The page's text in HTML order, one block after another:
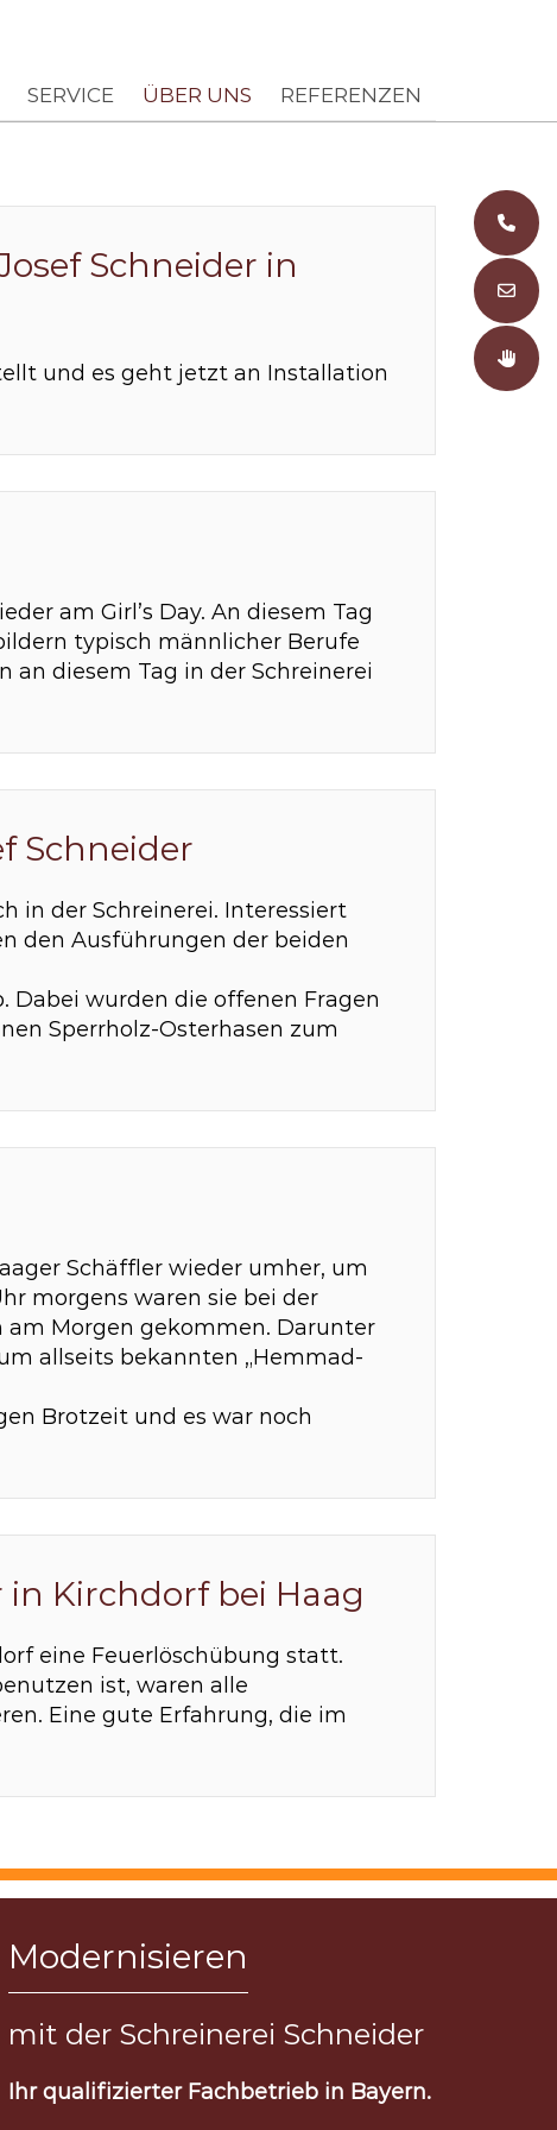
SERVICE ÜBER UNS REFERENZEN
Schneider in
und es geht jetzt an Installation
am Girl’s Day. An diesem Tag
typisch männlicher Berufe
diesem Tag in der Schreinerei
Schneider
in der Schreinerei. Interessiert
den Ausführungen der beiden
Dabei wurden die offenen Fragen
Sperrholz-Osterhasen zum
Schäffler wieder umher, um
morgens waren sie bei der
am Morgen gekommen. Darunter
allseits bekannten „Hemmad-
Brotzeit und es war noch
Kirchdorf bei Haag
eine Feuerlöschübung statt.
ist, waren alle
Eine gute Erfahrung, die im
Modernisieren
mit der Schreinerei Schneider
Ihr qualifizierter Fachbetrieb in Bayern.